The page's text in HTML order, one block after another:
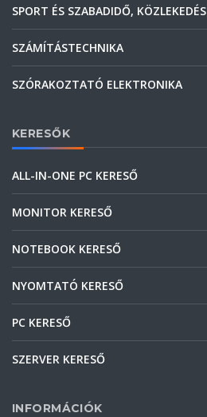
SPORT ÉS SZABADIDŐ, KÖZLEKEDÉS
SZÁMÍTÁSTECHNIKA
SZÓRAKOZTATÓ ELEKTRONIKA
KERESŐK
ALL-IN-ONE PC KERESŐ
MONITOR KERESŐ
NOTEBOOK KERESŐ
NYOMTATÓ KERESŐ
PC KERESŐ
SZERVER KERESŐ
INFORMÁCIÓK